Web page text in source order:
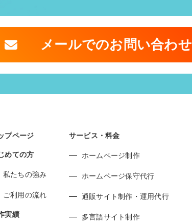
メールでのお問い合わせ
プページ
めての方
私たちの強み
ご利用の流れ
実績
サービス・料金
ホームページ制作
ホームページ保守代行
通販サイト制作・運用代行
多言語サイト制作